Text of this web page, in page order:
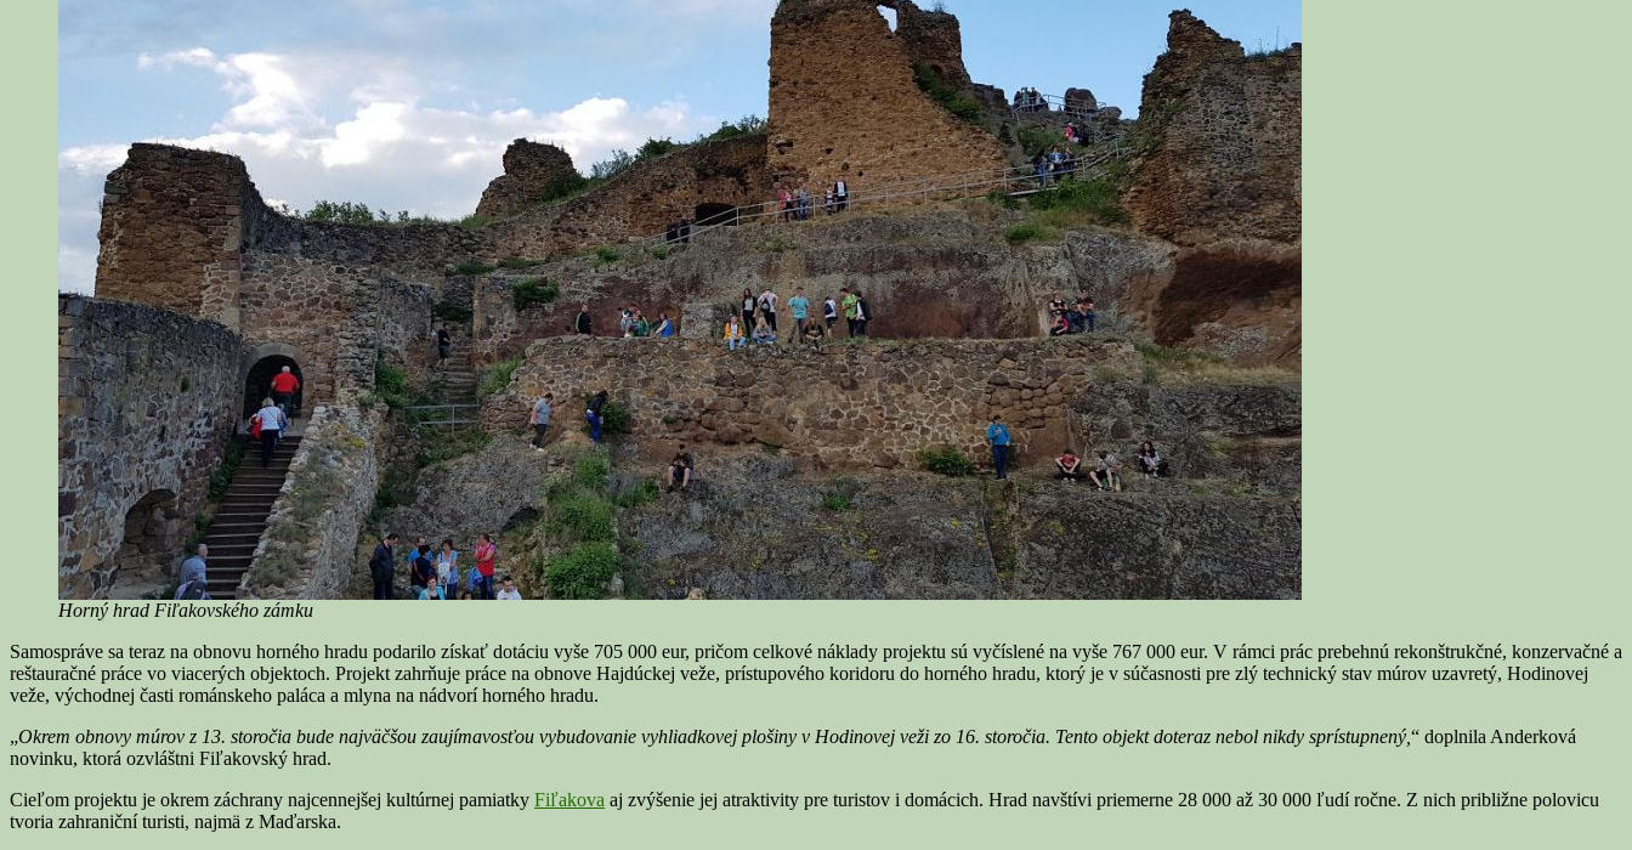
Horný hrad Fiľakovského zámku
Samospráve sa teraz na obnovu horného hradu podarilo získať dotáciu vyše 705 000 eur, pričom celkové náklady projektu sú vyčíslené na vyše 767 000 eur. V rámci prác prebehnú rekonštrukčné, konzervačné a
reštauračné práce vo viacerých objektoch. Projekt zahrňuje práce na obnove Hajdúckej veže, prístupového koridoru do horného hradu, ktorý je v súčasnosti pre zlý technický stav múrov uzavretý, Hodinovej
veže, východnej časti románskeho paláca a mlyna na nádvorí horného hradu.
„Okrem obnovy múrov z 13. storočia bude najväčšou zaujímavosťou vybudovanie vyhliadkovej plošiny v Hodinovej veži zo 16. storočia. Tento objekt doteraz nebol nikdy sprístupnený, “ doplnila Anderková
novinku, ktorá ozvláštni Fiľakovský hrad.
Cieľom projektu je okrem záchrany najcennejšej kultúrnej pamiatky Fiľakova aj zvýšenie jej atraktivity pre turistov i domácich. Hrad navštívi priemerne 28 000 až 30 000 ľudí ročne. Z nich približne polovicu
tvoria zahraniční turisti, najmä z Maďarska.